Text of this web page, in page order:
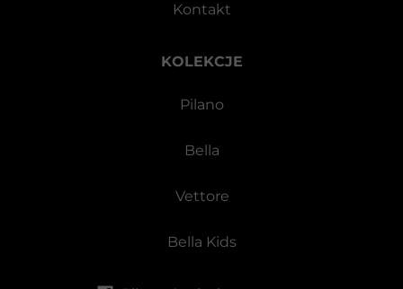
KOLEKCJE
Pilano
Bella
Vettore
Bella Kids
Kontakt